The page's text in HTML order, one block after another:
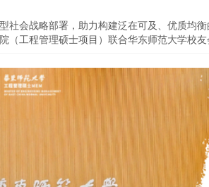
社会战略部署，助力构建泛在可及、优质均
（工程管理硕士项目）联合华东师范大学校
访、专业测评、学术公开课、专题茶话会等
对象，同时面向社会各界科创从业者、技术